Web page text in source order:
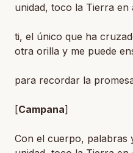
unidad, toco la Tierra en
ti, el único que ha
otra orilla y me puede
para recordar la
[Campana]
Con el cuerpo, palabras